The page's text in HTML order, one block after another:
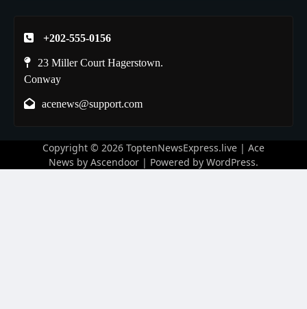
+202-555-0156
23 Miller Court Hagerstown.
Conway
acenews@support.com
Copyright © 2026 ToptenNewsExpress.live | Ace
News by Ascendoor | Powered by WordPress.